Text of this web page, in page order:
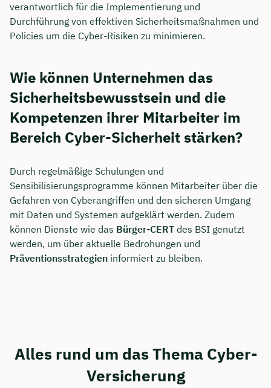
verantwortlich für die Implementierung und
Durchführung von effektiven Sicherheitsmaßnahmen und
Policies um die Cyber-Risiken zu minimieren.
Wie können Unternehmen das
Sicherheitsbewusstsein und die
Kompetenzen ihrer Mitarbeiter im
Bereich Cyber-Sicherheit stärken?
Durch regelmäßige Schulungen und
Sensibilisierungsprogramme können Mitarbeiter über die
Gefahren von Cyberangriffen und den sicheren Umgang
mit Daten und Systemen aufgeklärt werden. Zudem
können Dienste wie das Bürger-CERT des BSI genutzt
werden, um über aktuelle Bedrohungen und
Präventionsstrategien informiert zu bleiben.
Alles rund um das Thema Cyber-
Versicherung